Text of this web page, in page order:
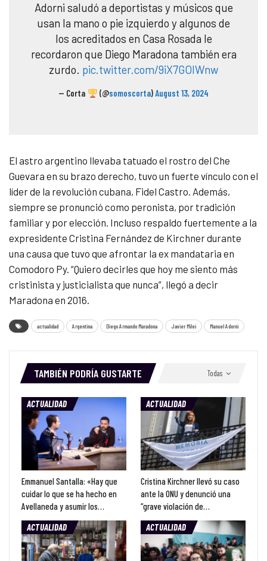
Adorni saludó a deportistas y músicos que
usan la mano o pie izquierdo y algunos de
los acreditados en Casa Rosada le
recordaron que Diego Maradona también era
zurdo. pic.twitter.com/9iX7GOlWnw
— Corta (@somoscorta)August 13, 2024
El astro argentino llevaba tatuado el rostro del Che
Guevara en su brazo derecho, tuvo un fuerte vínculo con el
líder de la revolución cubana, Fidel Castro. Además,
siempre se pronunció como peronista, por tradición
familiar y por elección. Incluso respaldo fuertemente a la
expresidente Cristina Fernández de Kirchner durante
una causa que tuvo que afrontar la ex mandataria en
Comodoro Py. “Quiero decirles que hoy me siento más
cristinista y justicialista que nunca”, llegó a decir
Maradona en 2016.
actualidad Argentina Diego Armando Maradona Javier Milei Manuel Adorni
Todas
TAMBIÉN PODRÍA GUSTARTE
ACTUALIDAD
Emmanuel Santalla: «Hay que
cuidar lo que se ha hecho en
Avellaneda y asumir los…
ACTUALIDAD
Cristina Kirchner llevó su caso
ante la ONU y denunció una
“grave violación de…
ACTUALIDAD
ACTUALIDAD